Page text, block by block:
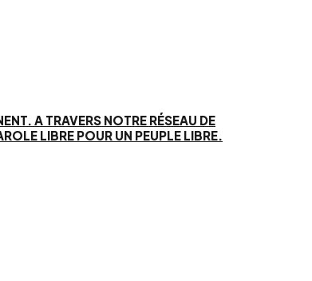
A TRAVERS NOTRE RÉSEAU DE
LIBRE POUR UN PEUPLE LIBRE.